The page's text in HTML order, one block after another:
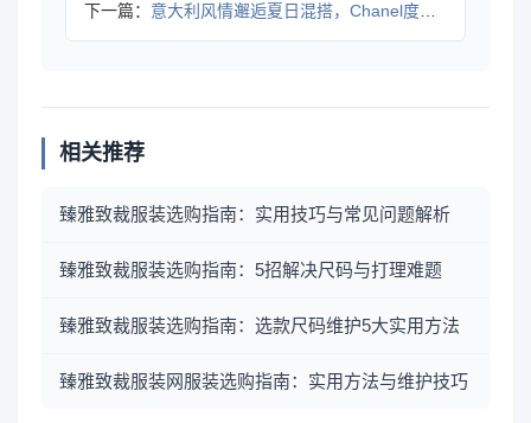
下一篇： 意大利风情邂逅夏日混搭，Chanel度假系列如何打造优雅设计
相关推荐
臻雅致裁服装选购指南：实用技巧与常见问题解析
臻雅致裁服装选购指南：5招解决尺码与打理难题
臻雅致裁服装选购指南：选款尺码维护5大实用方法
臻雅致裁服装网服装选购指南：实用方法与维护技巧